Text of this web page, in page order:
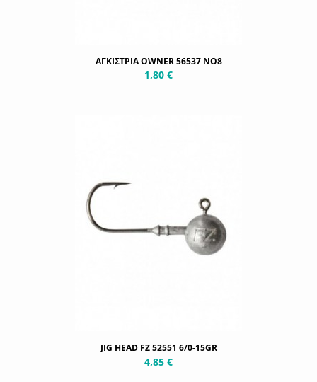
ΑΓΚΙΣΤΡΙΑ OWNER 56537 NO8
1,80 €
JIG HEAD FZ 52551 6/0-15GR
4,85 €